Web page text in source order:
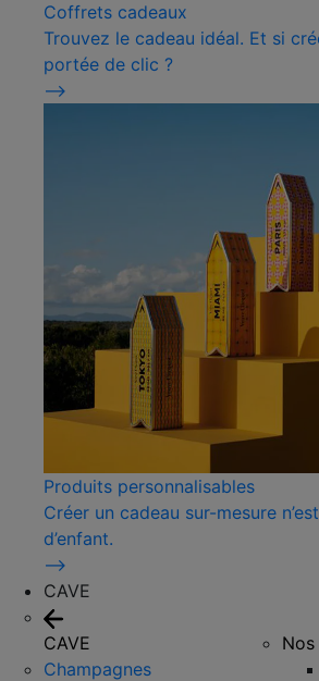
Coffrets cadeaux
Trouvez le cadeau idéal. Et si
portée de clic ?
⟶
Produits personnalisables
Créer un cadeau sur-mesure
d’enfant.
⟶
CAVE
CAVE
Champagnes